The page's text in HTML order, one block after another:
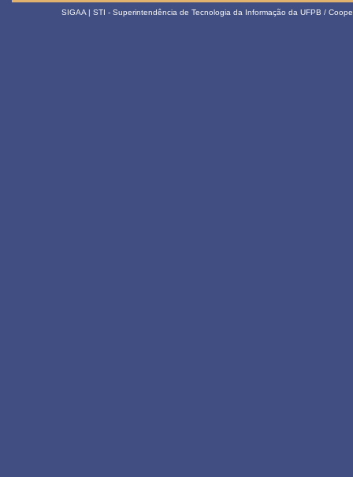
SIGAA | STI - Superintendência de Tecnologia da Informação da UFPB /